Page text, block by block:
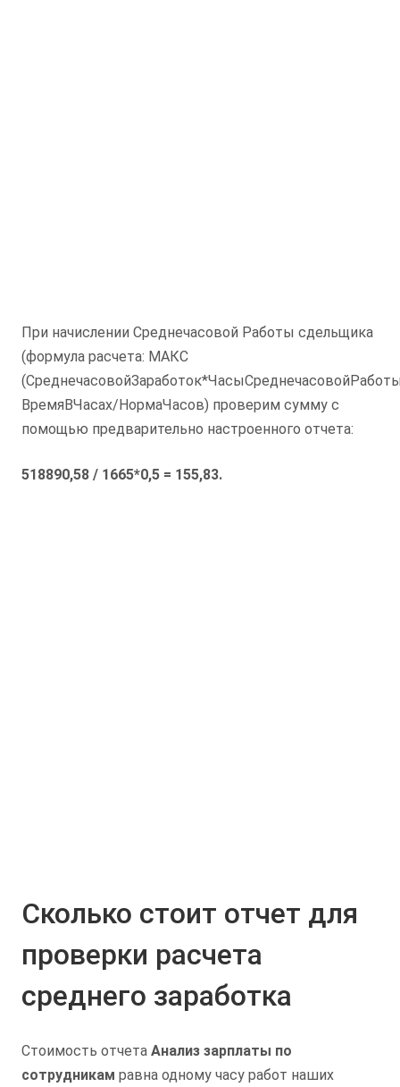
При начислении Среднечасовой Работы сдельщика
(формула расчета: МАКС
ВремяВЧасах/НормаЧасов) проверим сумму с
помощью предварительно настроенного отчета:
518890,58 / 1665*0,5 = 155,83.
Сколько стоит отчет для
проверки расчета
среднего заработка
Стоимость отчета Анализ зарплаты по
сотрудникам равна одному часу работ наших